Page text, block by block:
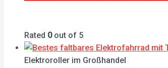
Rated 0out of 5
Elektroroller im Großhandel